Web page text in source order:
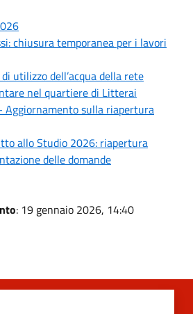
chiusura temporanea per i lavori
utilizzo dell’acqua della rete
nel quartiere di Litterai
Aggiornamento sulla riapertura
allo Studio 2026: riapertura
delle domande
: 19 gennaio 2026, 14:40